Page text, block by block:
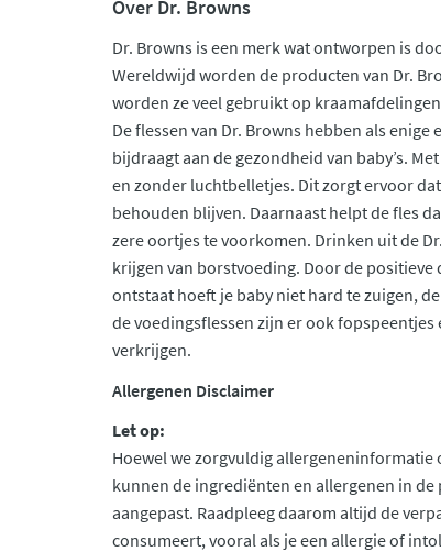
Over Dr. Browns
Dr. Browns is een merk wat ontworpen is
Wereldwijd worden de producten van Dr.
worden ze veel gebruikt op
De flessen van Dr. Browns hebben als
bijdraagt aan de gezondheid van baby’s.
en zonder luchtbelletjes. Dit zorgt ervoor
behouden blijven. Daarnaast helpt de fles
zere oortjes te voorkomen. Drinken uit de
krijgen van borstvoeding. Door de
ontstaat hoeft je baby niet hard te zuigen,
de voedingsflessen zijn er ook fopspeentjes
verkrijgen.
Allergenen Disclaimer
Let op:
Hoewel we zorgvuldig allergeneninformatie
kunnen de ingrediënten en allergenen in
aangepast. Raadpleeg daarom altijd de
consumeert, vooral als je een allergie of